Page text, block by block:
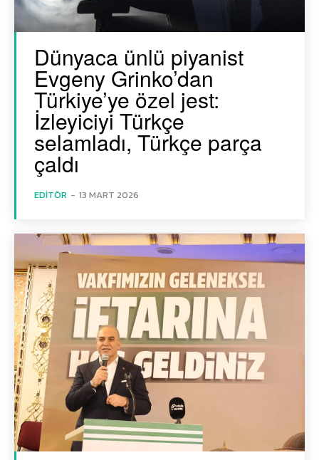
Dünyaca ünlü piyanist
Evgeny Grinko’dan
Türkiye’ye özel jest:
İzleyiciyi Türkçe
selamladı, Türkçe parça
çaldı
EDITÖR - 13 MART 2026